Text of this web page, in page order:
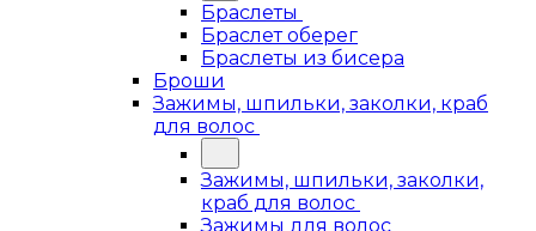
Браслеты
Браслет оберег
Браслеты из бисера
Броши
Зажимы, шпильки, заколки, краб
для волос
Зажимы, шпильки, заколки,
краб для волос
Зажимы для волос